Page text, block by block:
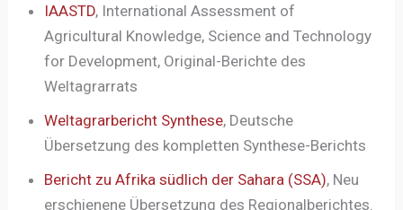
IAASTD, International Assessment of
Agricultural Knowledge, Science and Technology
for Development, Original-Berichte des
Weltagrarrats
Weltagrarbericht Synthese, Deutsche
Übersetzung des kompletten Synthese-Berichts
Bericht zu Afrika südlich der Sahara (SSA), Neu
erschienene Übersetzung des Regionalberichtes.